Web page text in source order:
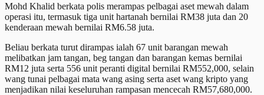
Mohd Khalid berkata polis merampas pelbagai aset mewah dalam
operasi itu, termasuk tiga unit hartanah bernilai RM38 juta dan 20
kenderaan mewah bernilai RM6.58 juta.
Beliau berkata turut dirampas ialah 67 unit barangan mewah
melibatkan jam tangan, beg tangan dan barangan kemas bernilai
RM12 juta serta 556 unit peranti digital bernilai RM552,000, selain
wang tunai pelbagai mata wang asing serta aset wang kripto yang
menjadikan nilai keseluruhan rampasan mencecah RM57,680,000.